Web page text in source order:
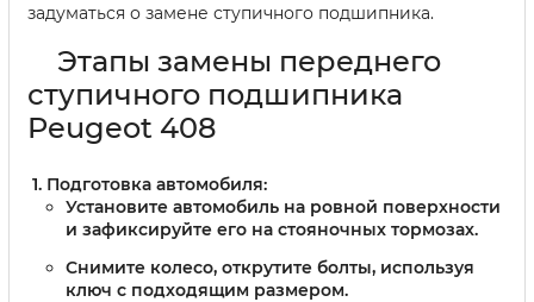
задуматься о замене ступичного подшипника.
Этапы замены переднего
ступичного подшипника
Peugeot 408
Подготовка автомобиля:
Установите автомобиль на ровной поверхности
и зафиксируйте его на стояночных тормозах.
Снимите колесо, открутите болты, используя
ключ с подходящим размером.